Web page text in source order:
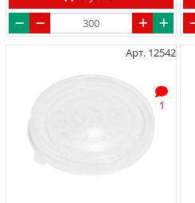
Арт. 12542
1